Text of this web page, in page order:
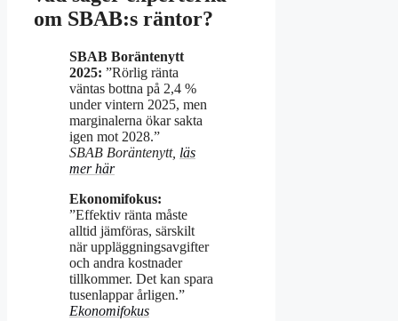
om SBAB:s räntor?
SBAB Boräntenytt
2025: ”Rörlig ränta
väntas bottna på 2,4 %
under vintern 2025, men
marginalerna ökar sakta
igen mot 2028.”
SBAB Boräntenytt, läs
mer här
Ekonomifokus:
”Effektiv ränta måste
alltid jämföras, särskilt
när uppläggningsavgifter
och andra kostnader
tillkommer. Det kan spara
tusenlappar årligen.”
Ekonomifokus